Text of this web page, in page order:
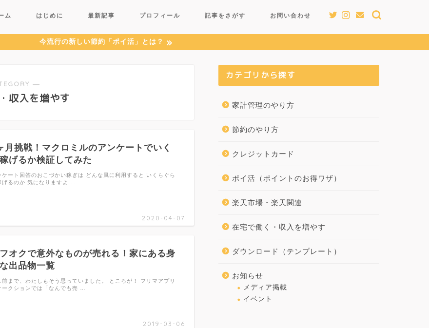
ム はじめに 最新記事 プロフィール 記事をさがす お問い合わせ
今流行の新しい節約「ポイ活」とは？
―
収入を増やす
月挑戦！マクロミルのアンケートでいく
げるか検証してみた
2020-04-07
ケート回答のおこづかい稼ぎは どんな風に利用すると いくらぐら
げるのか 気になりますよ …
オクで意外なものが売れる！家にある身
出品物一覧
2019-03-06
前まで、わたしもそう思っていました。 ところが！ フリマアプリ
ークションでは「なんでも売 …
カテゴリから探す
家計管理のやり方
節約のやり方
クレジットカード
ポイ活（ポイントのお得ワザ）
楽天市場・楽天関連
在宅で働く・収入を増やす
ダウンロード（テンプレート）
お知らせ
メディア掲載
イベント